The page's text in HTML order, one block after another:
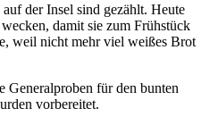
der Insel sind gezählt. Heute
damit sie zum Frühstück
weil nicht mehr viel weißes Brot
Generalproben für den bunten
vorbereitet.